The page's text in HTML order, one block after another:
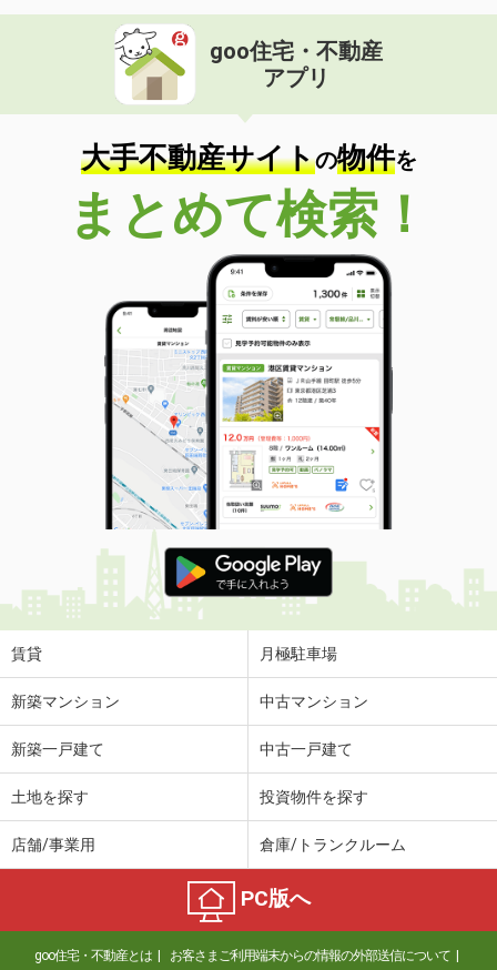
goo住宅・不動産
アプリ
大手不動産サイトの物件を
まとめて検索！
賃貸 月極駐車場
新築マンション 中古マンション
新築一戸建て 中古一戸建て
土地を探す 投資物件を探す
店舗/事業用 倉庫/トランクルーム
PC版へ
goo住宅・不動産とは お客さまご利用端末からの情報の外部送信について